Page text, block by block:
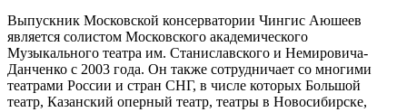
Выпускник Московской консерватории Чингис Аюшеев
является солистом Московского академического
Музыкального театра им. Станиславского и Немировича-
Данченко с 2003 года. Он также сотрудничает со многими
театрами России и стран СНГ, в числе которых Большой
театр, Казанский оперный театр, театры в Новосибирске,